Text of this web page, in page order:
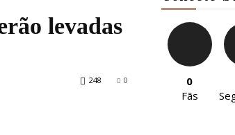
levadas
0
248
0
Fãs